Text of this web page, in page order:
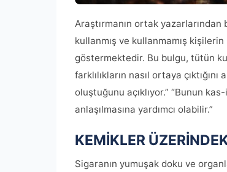
Araştırmanın ortak
kullanmış ve kullanmamış
göstermektedir. Bu bulgu, tütün
farklılıkların nasıl ortaya
oluştuğunu açıklıyor.” “Bunun
anlaşılmasına yardımcı olabilir.”
KEMİKLER
Sigaranın yumuşak doku ve